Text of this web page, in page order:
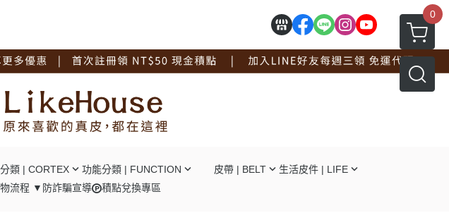
0
類 | CORTEX 功能分類 | FUNCTION 皮帶 | BELT 生活皮件 | LIFE
流程 ▼ 防詐騙宣導 積點兌換專區